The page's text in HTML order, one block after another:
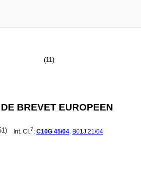
(11)
BREVET EUROPEEN
Int. Cl.7: C10G 45/04, B01J 21/04